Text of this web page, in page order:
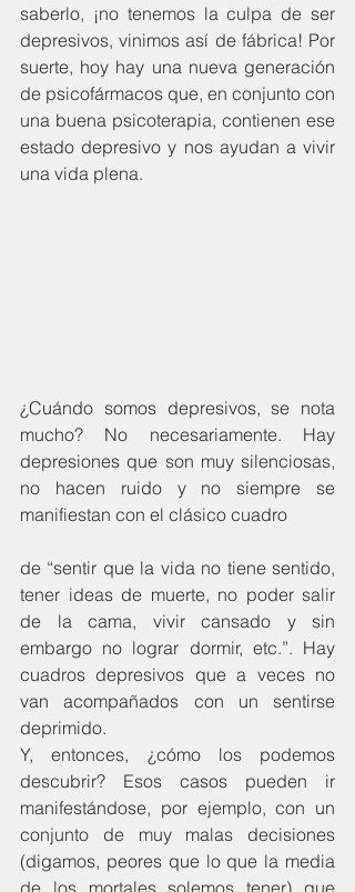
saberlo, ¡no tenemos la culpa de ser
depresivos, vinimos así de fábrica! Por
suerte, hoy hay una nueva generación
de psicofármacos que, en conjunto con
una buena psicoterapia, contienen ese
estado depresivo y nos ayudan a vivir
una vida plena.
¿Cuándo somos depresivos, se nota
mucho? No necesariamente. Hay
depresiones que son muy silenciosas,
no hacen ruido y no siempre se
manifiestan con el clásico cuadro
de “sentir que la vida no tiene sentido,
tener ideas de muerte, no poder salir
de la cama, vivir cansado y sin
embargo no lograr dormir, etc.”. Hay
cuadros depresivos que a veces no
van acompañados con un sentirse
deprimido.
Y, entonces, ¿cómo los podemos
descubrir? Esos casos pueden ir
manifestándose, por ejemplo, con un
conjunto de muy malas decisiones
(digamos, peores que lo que la media
de los mortales solemos tener) que